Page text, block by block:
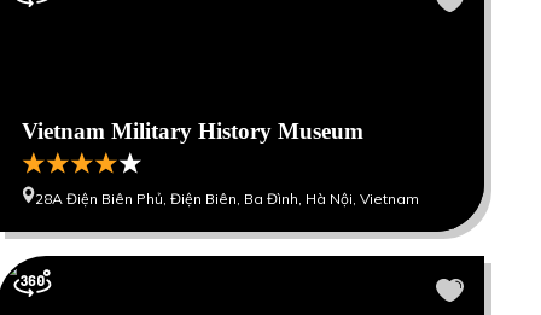
Vietnam Military History Museum
28A Điện Biên Phủ, Điện Biên, Ba Đình, Hà Nội, Vietnam